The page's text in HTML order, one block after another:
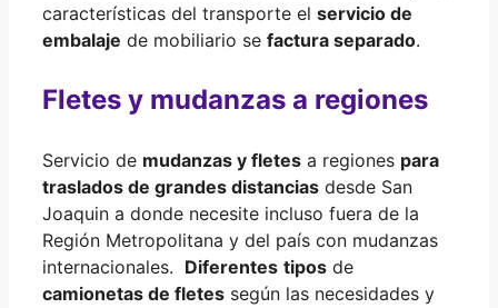
características del transporte el servicio de
embalaje de mobiliario se factura separado.
Fletes y mudanzas a regiones
Servicio de mudanzas y fletes a regiones para
traslados de grandes distancias desde San
Joaquin a donde necesite incluso fuera de la
Región Metropolitana y del país con mudanzas
internacionales. Diferentes tipos de
camionetas de fletes según las necesidades y